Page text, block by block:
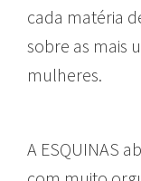
cada matéria
sobre as mais
mulheres.
A ESQUINAS